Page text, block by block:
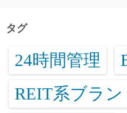
タグ
24時間管理
REIT系ブラ